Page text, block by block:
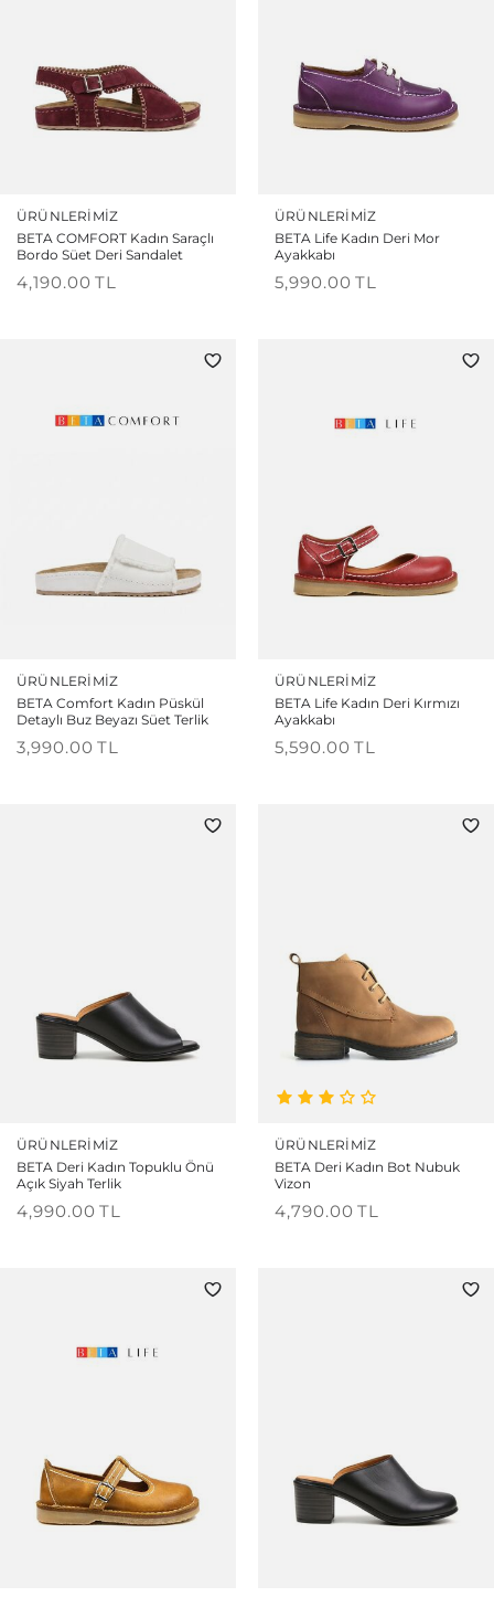
ÜRÜNLERIMIZ
BETA COMFORT Kadın Saraçlı
Bordo Süet Deri Sandalet
4,190.00 TL
ÜRÜNLERIMIZ
BETA Life Kadın Deri Mor
Ayakkabı
5,990.00 TL
ÜRÜNLERIMIZ
BETA Comfort Kadın Püskül
Detaylı Buz Beyazı Süet Terlik
3,990.00 TL
ÜRÜNLERIMIZ
BETA Life Kadın Deri Kırmızı
Ayakkabı
5,590.00 TL
ÜRÜNLERIMIZ
BETA Deri Kadın Topuklu Önü
Açık Siyah Terlik
4,990.00 TL
ÜRÜNLERIMIZ
BETA Deri Kadın Bot Nubuk
Vizon
4,790.00 TL